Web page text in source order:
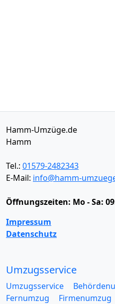
Hamm-Umzüge.de
Hamm
Tel.: 01579-2482343
E-Mail: info@hamm-
Öffnungszeiten: Mo - Sa:
Impressum
Datenschutz
Umzugsservice
Umzugsservice
Fernumzug
Firmenumzug